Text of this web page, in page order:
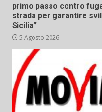
primo passo contro
strada per garantire
Sicilia”
5 Agosto 2026